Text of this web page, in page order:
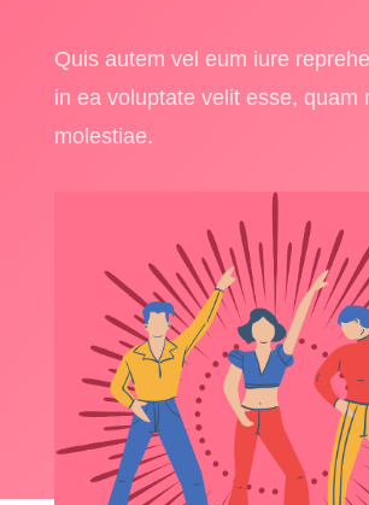
Quis autem vel eum iure
in ea voluptate velit esse, quam
molestiae.